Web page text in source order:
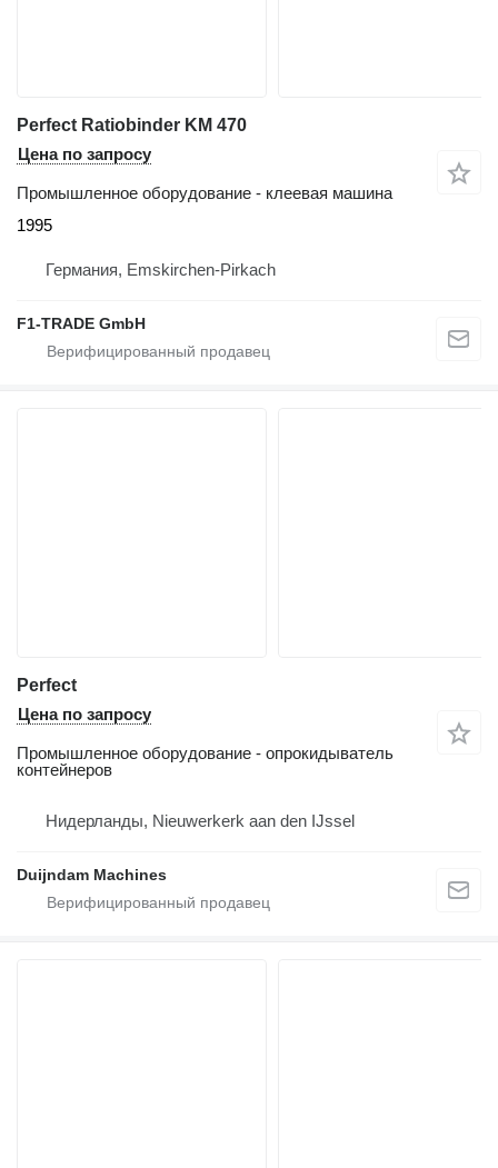
Perfect Ratiobinder KM 470
Цена по запросу
Промышленное оборудование - клеевая машина
1995
Германия, Emskirchen-Pirkach
F1-TRADE GmbH
Perfect
Цена по запросу
Промышленное оборудование - опрокидыватель
контейнеров
Нидерланды, Nieuwerkerk aan den IJssel
Duijndam Machines